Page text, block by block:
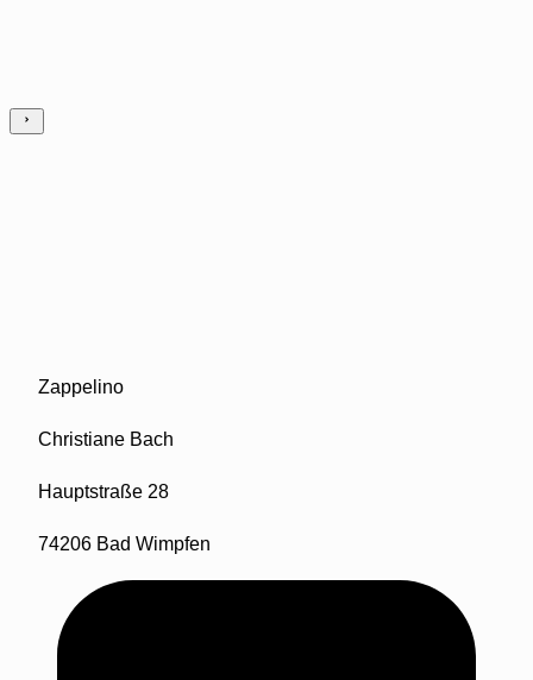
Zappelino
Christiane Bach
Hauptstraße 28
74206 Bad Wimpfen